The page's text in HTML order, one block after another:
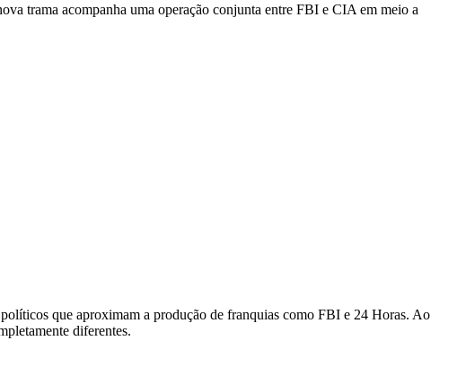
trama acompanha uma operação conjunta entre FBI e CIA em meio a
que aproximam a produção de franquias como FBI e 24 Horas. Ao
diferentes.